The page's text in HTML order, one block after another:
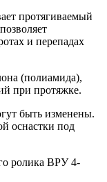
протягиваемый
и перепадах
(полиамида),
при протяжке.
быть изменены.
оснастки под
ролика ВРУ 4-